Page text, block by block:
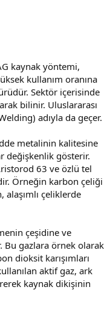
kaynak yöntemi,
kullanım oranına
Sektör içerisinde
bilinir. Uluslararası
adıyla da geçer.
metalinin kalitesine
değişkenlik gösterir.
63 ve özlü tel
Örneğin karbon çeliği
alaşımlı çeliklerde
çeşidine ve
Bu gazlara örnek olarak
dioksit karışımları
aktif gaz, ark
kaynak dikişinin